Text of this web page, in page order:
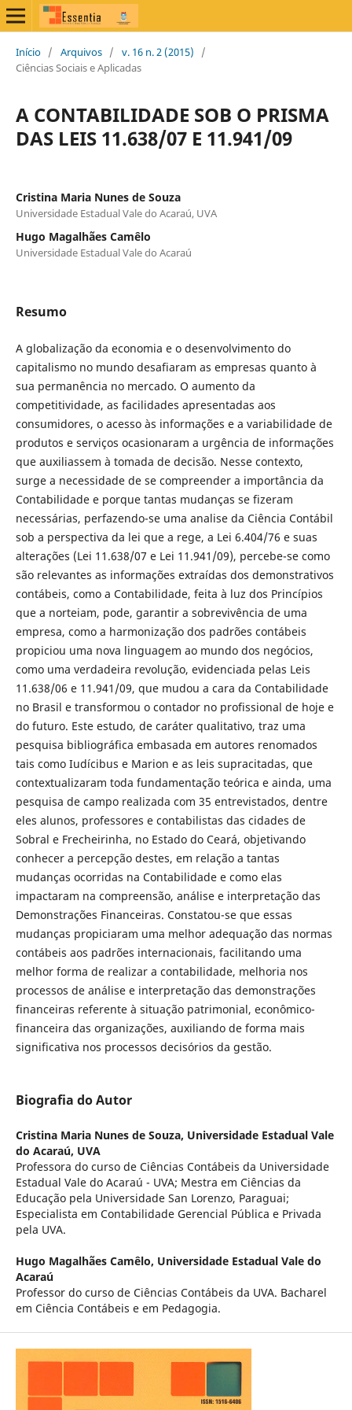
Início / Arquivos / v. 16 n. 2 (2015)
/
Ciências Sociais e Aplicadas
A CONTABILIDADE SOB O PRISMA
DAS LEIS 11.638/07 E 11.941/09
Cristina Maria Nunes de Souza
Universidade Estadual Vale do Acaraú, UVA
Hugo Magalhães Camêlo
Universidade Estadual Vale do Acaraú
Resumo
A globalização da economia e o desenvolvimento do
capitalismo no mundo desafiaram as empresas quanto à
sua permanência no mercado. O aumento da
competitividade, as facilidades apresentadas aos
consumidores, o acesso às informações e a variabilidade de
produtos e serviços ocasionaram a urgência de informações
que auxiliassem à tomada de decisão. Nesse contexto,
surge a necessidade de se compreender a importância da
Contabilidade e porque tantas mudanças se fizeram
necessárias, perfazendo-se uma analise da Ciência Contábil
sob a perspectiva da lei que a rege, a Lei 6.404/76 e suas
alterações (Lei 11.638/07 e Lei 11.941/09), percebe-se como
são relevantes as informações extraídas dos demonstrativos
contábeis, como a Contabilidade, feita à luz dos Princípios
que a norteiam, pode, garantir a sobrevivência de uma
empresa, como a harmonização dos padrões contábeis
propiciou uma nova linguagem ao mundo dos negócios,
como uma verdadeira revolução, evidenciada pelas Leis
11.638/06 e 11.941/09, que mudou a cara da Contabilidade
no Brasil e transformou o contador no profissional de hoje e
do futuro. Este estudo, de caráter qualitativo, traz uma
pesquisa bibliográfica embasada em autores renomados
tais como Iudícibus e Marion e as leis supracitadas, que
contextualizaram toda fundamentação teórica e ainda, uma
pesquisa de campo realizada com 35 entrevistados, dentre
eles alunos, professores e contabilistas das cidades de
Sobral e Frecheirinha, no Estado do Ceará, objetivando
conhecer a percepção destes, em relação a tantas
mudanças ocorridas na Contabilidade e como elas
impactaram na compreensão, análise e interpretação das
Demonstrações Financeiras. Constatou-se que essas
mudanças propiciaram uma melhor adequação das normas
contábeis aos padrões internacionais, facilitando uma
melhor forma de realizar a contabilidade, melhoria nos
processos de análise e interpretação das demonstrações
financeiras referente à situação patrimonial, econômico-
financeira das organizações, auxiliando de forma mais
significativa nos processos decisórios da gestão.
Biografia do Autor
Cristina Maria Nunes de Souza, Universidade Estadual Vale
do Acaraú, UVA
Professora do curso de Ciências Contábeis da Universidade
Estadual Vale do Acaraú - UVA; Mestra em Ciências da
Educação pela Universidade San Lorenzo, Paraguai;
Especialista em Contabilidade Gerencial Pública e Privada
pela UVA.
Hugo Magalhães Camêlo, Universidade Estadual Vale do
Acaraú
Professor do curso de Ciências Contábeis da UVA. Bacharel
em Ciência Contábeis e em Pedagogia.